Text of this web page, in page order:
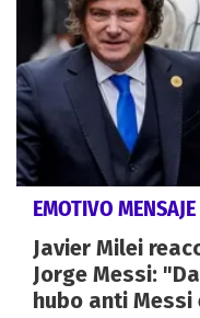
EMOTIVO MENSAJE
Javier Milei
Jorge Messi:
hubo anti Messi